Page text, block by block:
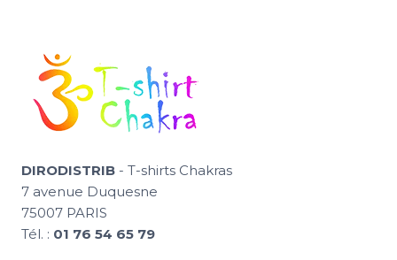
DIRODISTRIB - T-shirts Chakras
7 avenue Duquesne
75007 PARIS
Tél. : 01 76 54 65 79